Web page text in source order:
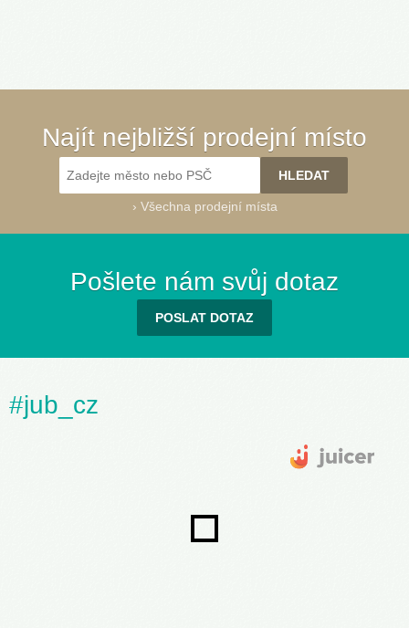
Najít nejbližší prodejní místo
› Všechna prodejní místa
Pošlete nám svůj dotaz
POSLAT DOTAZ
#jub_cz